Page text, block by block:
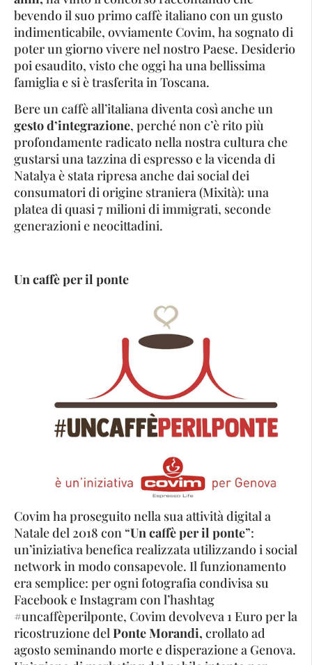
bevendo il suo primo caffè italiano con un gusto
indimenticabile, ovviamente Covim, ha sognato di
poter un giorno vivere nel nostro Paese. Desiderio
poi esaudito, visto che oggi ha una bellissima
famiglia e si è trasferita in Toscana.
Bere un caffè all’italiana diventa così anche un
gesto d’integrazione, perché non c’è rito più
profondamente radicato nella nostra cultura che
gustarsi una tazzina di espresso e la vicenda di
Natalya è stata ripresa anche dai social dei
consumatori di origine straniera (Mixità): una
platea di quasi 7 milioni di immigrati, seconde
generazioni e neocittadini.
Un caffè per il ponte
Covim ha proseguito nella sua attività digital a
Natale del 2018 con “Un caffè per il ponte”:
un’iniziativa benefica realizzata utilizzando i social
network in modo consapevole. Il funzionamento
era semplice: per ogni fotografia condivisa su
Facebook e Instagram con l’hashtag
#uncaffèperilponte, Covim devolveva 1 Euro per la
ricostruzione delPonte Morandi, crollato ad
agosto seminando morte e disperazione a Genova.